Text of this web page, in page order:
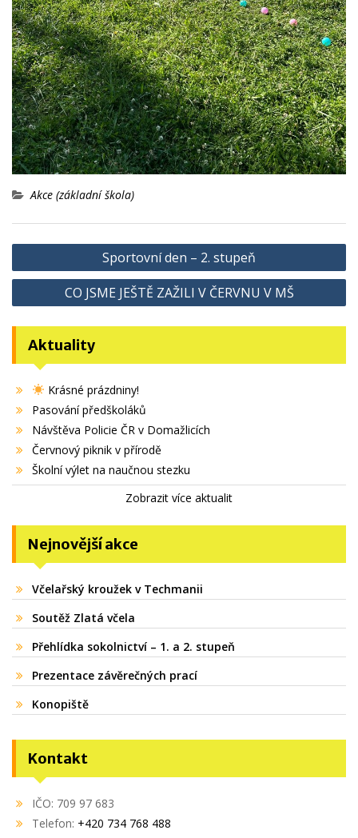
Akce (základní škola)
Navigace
pro
příspěvek
Sportovní den – 2. stupeň
CO JSME JEŠTĚ ZAŽILI V ČERVNU V MŠ
Aktuality
Krásné prázdniny!
Pasování předškoláků
Návštěva Policie ČR v Domažlicích
Červnový piknik v přírodě
Školní výlet na naučnou stezku
Zobrazit více aktualit
Nejnovější akce
Včelařský kroužek v Techmanii
Soutěž Zlatá včela
Přehlídka sokolnictví – 1. a 2. stupeň
Prezentace závěrečných prací
Konopiště
Kontakt
IČO: 709 97 683
Telefon: +420 734 768 488